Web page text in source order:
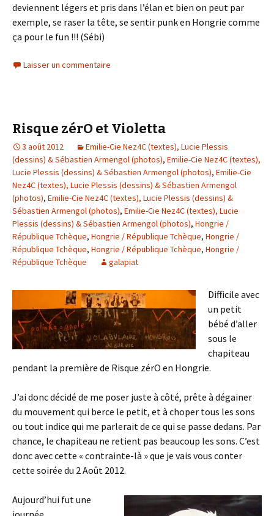
deviennent légers et pris dans l’élan et bien on peut par
exemple, se raser la tête, se sentir punk en Hongrie comme
ça pour le fun !!! (Sébi)
Laisser un commentaire
Risque zérO et Violetta
3 août 2012
Emilie-Cie Nez4C (textes), Lucie Plessis
(dessins) & Sébastien Armengol (photos), Emilie-Cie Nez4C (textes),
Lucie Plessis (dessins) & Sébastien Armengol (photos), Emilie-Cie
Nez4C (textes), Lucie Plessis (dessins) & Sébastien Armengol
(photos), Emilie-Cie Nez4C (textes), Lucie Plessis (dessins) &
Sébastien Armengol (photos), Emilie-Cie Nez4C (textes), Lucie
Plessis (dessins) & Sébastien Armengol (photos), Hongrie /
République Tchèque, Hongrie / République Tchèque, Hongrie /
République Tchèque, Hongrie / République Tchèque, Hongrie /
République Tchèque
galapiat
Difficile avec
un petit
bébé d’aller
sous le
chapiteau
pendant la première de Risque zérO en Hongrie.
J’ai donc décidé de me poser juste à côté, prête à dégainer
du mouvement qui berce le petit, et à choper tous les sons
ou tout indice qui me parlerait de ce qui se passe dedans. Par
chance, le chapiteau ne retient pas beaucoup les sons. C’est
donc avec cette « contrainte-là » que je vais vous conter
cette soirée du 2 Août 2012.
Aujourd’hui fut une